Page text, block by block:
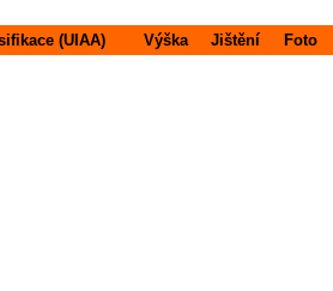
(UIAA) Výška Jištění
Foto